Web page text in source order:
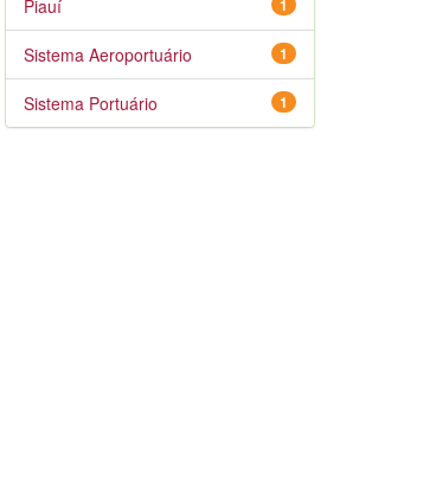
1
Piauí
1
Sistema Aeroportuário
1
Sistema Portuário